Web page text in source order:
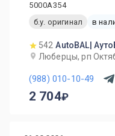
5000A354
б.у. оригинал
в
542 AutoBAL|
Люберцы, рп
(988) 010-10-49
2 704